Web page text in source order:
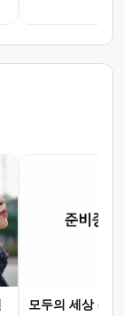
모두의 세상 (뮤